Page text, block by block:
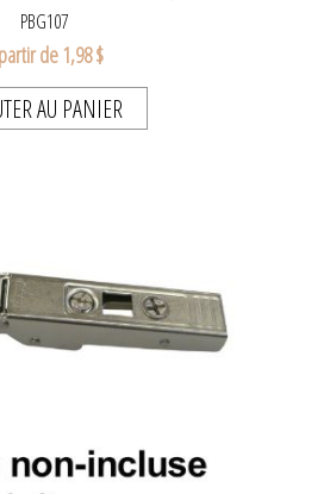
PBG107
de 1,98 $
AU PANIER